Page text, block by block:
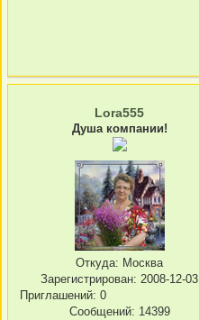
Lora555
Душа компании!
Откуда: Москва
Зарегистрирован: 2008-12-03
Приглашений: 0
Сообщений: 14399